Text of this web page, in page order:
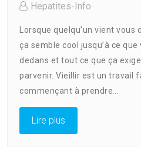
Hepatites-Info
Lorsque quelqu’un vient vous
ça semble cool jusqu’à ce
dedans et tout ce que ça
parvenir. Vieillir est un travail
commençant à prendre…
Lire plus